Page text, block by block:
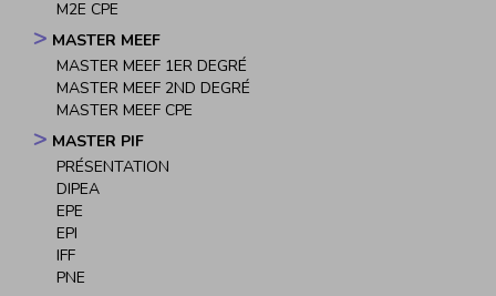
M2E CPE
MASTER MEEF
MASTER MEEF 1ER DEGRÉ
MASTER MEEF 2ND DEGRÉ
MASTER MEEF CPE
MASTER PIF
PRÉSENTATION
DIPEA
EPE
EPI
IFF
PNE